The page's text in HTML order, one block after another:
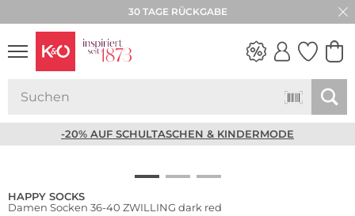
30 TAGE RÜCKGABE
-20% AUF SCHULTASCHEN & KINDERMODE
HAPPY SOCKS
Damen Socken 36-40 ZWILLING dark red